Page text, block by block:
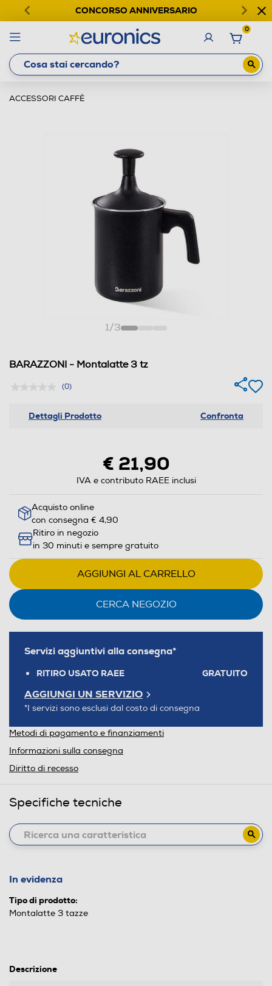
CONCORSO ANNIVERSARIO
0
ACCESSORI CAFFÈ
1/3
BARAZZONI - Montalatte 3 tz
(0)
Dettagli Prodotto Confronta
€ 21,90
IVA e contributo RAEE inclusi
Acquisto online
con consegna € 4,90
Ritiro in negozio
in 30 minuti e sempre gratuito
AGGIUNGI AL CARRELLO
CERCA NEGOZIO
Servizi aggiuntivi alla consegna*
RITIRO USATO RAEE GRATUITO
AGGIUNGI UN SERVIZIO
*I servizi sono esclusi dal costo di consegna
Metodi di pagamento e finanziamenti
Informazioni sulla consegna
Diritto di recesso
Specifiche tecniche
In evidenza
Tipo di prodotto:
Montalatte 3 tazze
Descrizione